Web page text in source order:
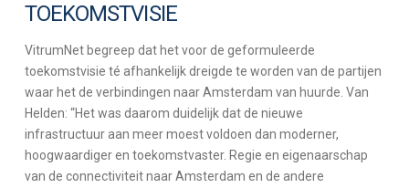
TOEKOMSTVISIE
VitrumNet begreep dat het voor de geformuleerde
toekomstvisie té afhankelijk dreigde te worden van de partijen
waar het de verbindingen naar Amsterdam van huurde. Van
Helden: “Het was daarom duidelijk dat de nieuwe
infrastructuur aan meer moest voldoen dan moderner,
hoogwaardiger en toekomstvaster. Regie en eigenaarschap
van de connectiviteit naar Amsterdam en de andere